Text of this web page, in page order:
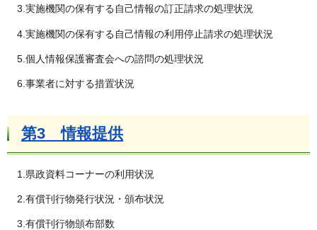
3.実施機関の保有する自己情報の訂正請求の処理状況
4.実施機関の保有する自己情報の利用停止請求の処理状況
5.個人情報保護審査会への諮問の処理状況
6.事業者に対する措置状況
第3 情報提供
1.県政資料コーナーの利用状況
2.有償刊行物発行状況・頒布状況
3.有償刊行物頒布部数